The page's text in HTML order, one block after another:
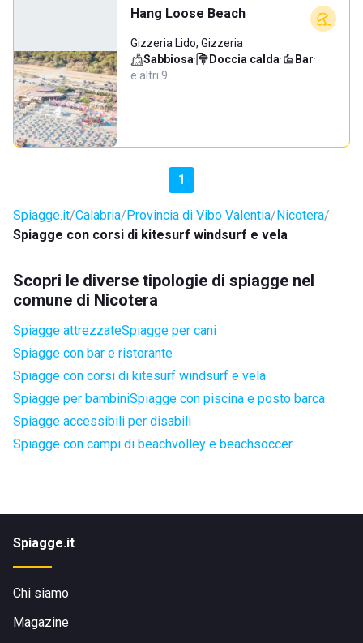
Hang Loose Beach
Gizzeria Lido, Gizzeria
Sabbiosa· Doccia calda· Bar·
e altri 9…
1
Spiagge.it Calabria Provincia di Vibo Valentia Nicotera
Spiagge con corsi di kitesurf windsurf e vela
Scopri le diverse tipologie di spiagge nel
comune di Nicotera
Spiagge attrezzateSpiagge per cani
Spiagge con bar e ristorante
Spiagge con corsi di kitesurf windsurf e vela
Spiagge per bambiniSpiagge con piscina e posto barca
Spiagge accessibili per disabili
Spiagge con campi di beachvolley e beachsoccer
Spiagge.it
Chi siamo
Magazine